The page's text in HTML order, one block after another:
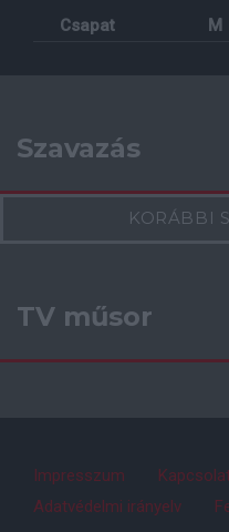
Csapat M
Szavazás
KORÁBBI
TV műsor
Impresszum
Adatvédelmi irányelv